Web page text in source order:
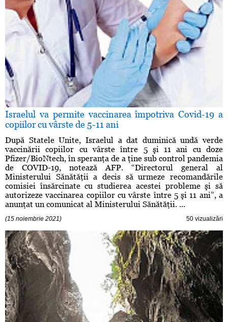
Israelul va permite vaccinarea împotriva Covid-19 a
copiilor cu vârste de 5-11 ani
După Statele Unite, Israelul a dat duminică undă verde
vaccinării copiilor cu vârste între 5 şi 11 ani cu doze
Pfizer/BioNtech, în speranţa de a ţine sub control pandemia
de COVID-19, notează AFP. “Directorul general al
Ministerului Sănătăţii a decis să urmeze recomandările
comisiei însărcinate cu studierea acestei probleme şi să
autorizeze vaccinarea copiilor cu vârste între 5 şi 11 ani”, a
anunţat un comunicat al Ministerului Sănătăţii. ...
(15 noiembrie 2021) 50 vizualizări